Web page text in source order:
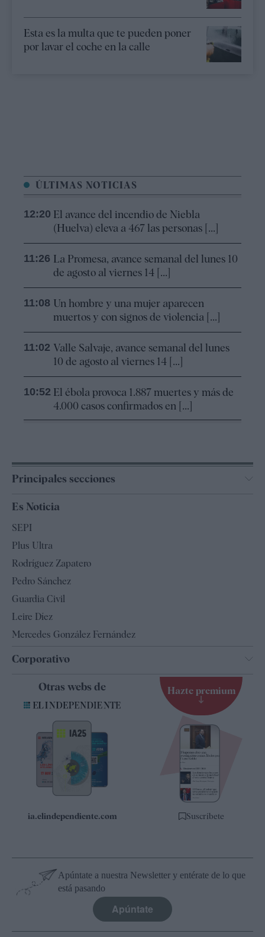
Esta es la multa que te pueden poner
por lavar el coche en la calle
ÚLTIMAS NOTICIAS
12:20 El avance del incendio de Niebla
(Huelva) eleva a 467 las personas [...]
11:26 La Promesa, avance semanal del lunes 10
de agosto al viernes 14 [...]
11:08 Un hombre y una mujer aparecen
muertos y con signos de violencia [...]
11:02 Valle Salvaje, avance semanal del lunes
10 de agosto al viernes 14 [...]
10:52 El ébola provoca 1.887 muertes y más de
4.000 casos confirmados en [...]
Principales secciones
España
Televisión
Es Noticia
SEPI
Plus Ultra
Rodríguez Zapatero
Pedro Sánchez
Guardia Civil
Leire Díez
Mercedes González Fernández
Corporativo
Contacto
Quiénes somos
Especificaciones
Otras webs de
ia.elindependiente.com
Hazte premium
Suscríbete
Apúntate a nuestra Newsletter y entérate de lo que
está pasando
Apúntate